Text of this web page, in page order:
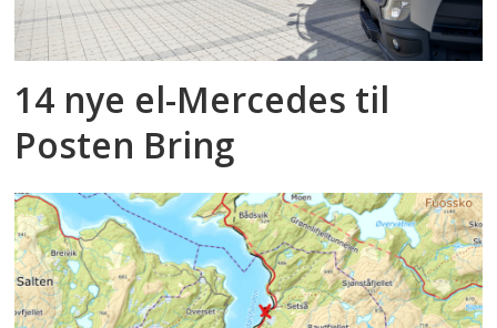
14 nye el-Mercedes til
Posten Bring